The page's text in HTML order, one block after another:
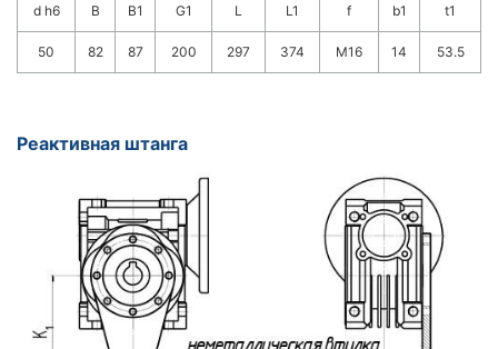
d h6 B B1 G1 L L1 f b1 t1
50 82 87 200 297 374 M16 14 53.5
Реактивная штанга